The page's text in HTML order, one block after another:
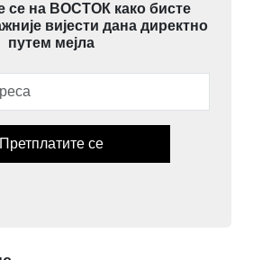
се на ВОСТОК како бисте
вијести дана директно
путем мејла
Претплатите се